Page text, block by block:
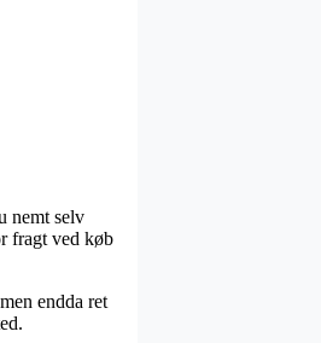
nemt selv
fragt ved køb
endda ret